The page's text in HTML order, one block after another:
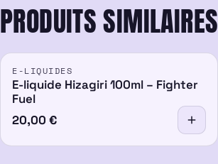
PRODUITS SIMILAIRES
E-LIQUIDES
E-liquide Hizagiri 100ml – Fighter
Fuel
20,00 €